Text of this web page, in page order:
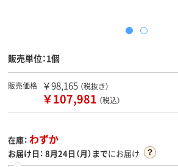
販売単位：1個
販売価格 ￥98,165 （税抜き）
￥107,981 （税込）
在庫： わずか
お届け日： 8月24日（月）までにお届け